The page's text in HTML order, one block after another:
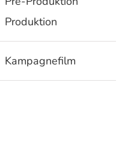
Produktion
Kampagnefilm